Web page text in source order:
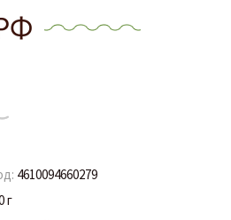
4610094660279
г